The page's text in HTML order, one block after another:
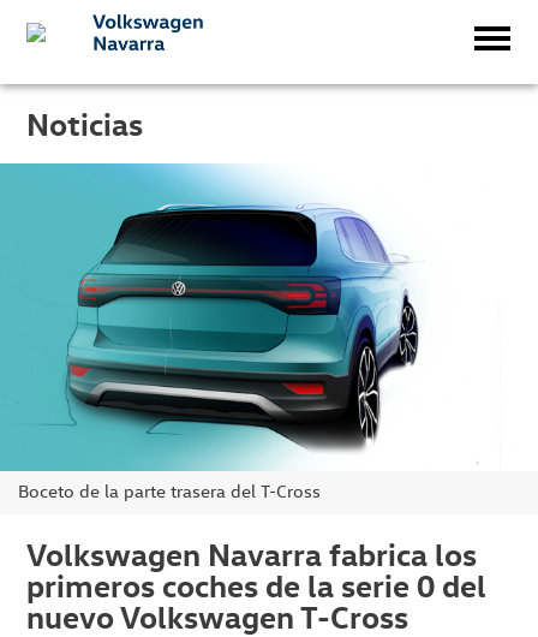
Noticias
Boceto de la parte trasera del T-Cross
Volkswagen Navarra fabrica los
primeros coches de la serie 0 del
nuevo Volkswagen T-Cross